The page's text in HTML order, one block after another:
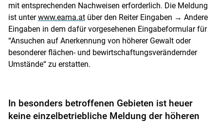
mit entsprechenden Nachweisen erforderlich. Die Meldung
ist unterwww.eama.atüber den Reiter Eingaben → Andere
Eingaben in dem dafür vorgesehenen Eingabeformular für
“Ansuchen auf Anerkennung von höherer Gewalt oder
besonderer flächen- und bewirtschaftungsverändernder
Umstände“ zu erstatten.
In besonders betroffenen Gebieten ist heuer
keine einzelbetriebliche Meldung der höheren